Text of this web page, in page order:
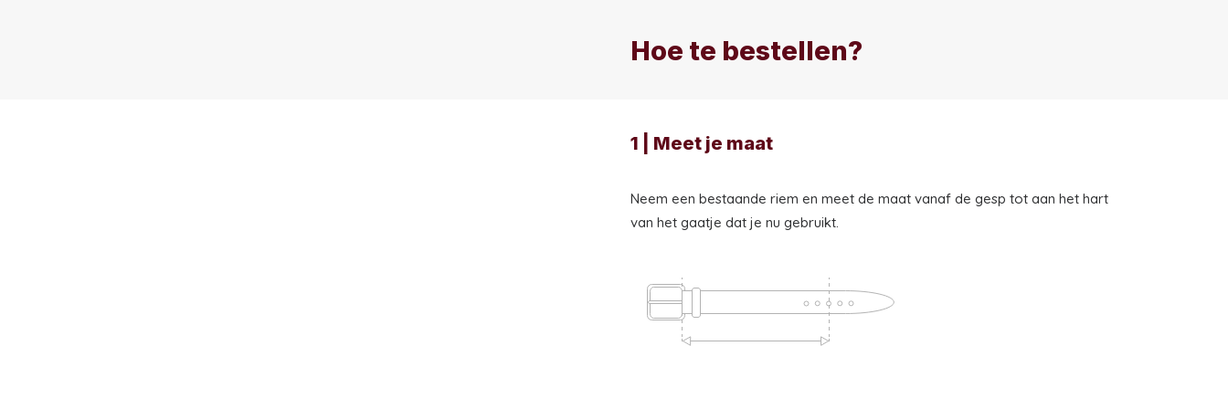
Hoe te bestellen?
1 | Meet je maat
Neem een bestaande riem en meet de maat vanaf de gesp tot aan het hart
van het gaatje dat je nu gebruikt.